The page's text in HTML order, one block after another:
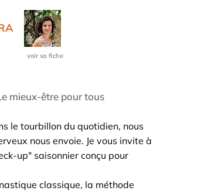
voir sa fiche
mieux-être pour tous
le tourbillon du quotidien, nous
nous envoie. Je vous invite à
up" saisonnier conçu pour
classique, la méthode